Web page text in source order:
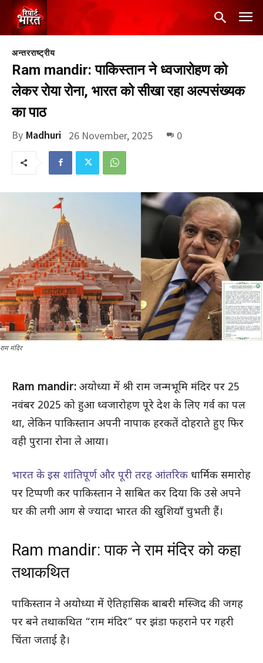
अन्तरराष्ट्रीय
Ram mandir: पाकिस्तान ने ध्वजारोहण को
लेकर रोया रोना, भारत को सीखा रहा अल्पसंख्यक
का पाठ
By Madhuri 26 November, 2025 0
राम मंदिर
Ram mandir: अयोध्या में श्री राम जन्मभूमि मंदिर पर 25
नवंबर 2025 को हुआ ध्वजारोहण पूरे देश के लिए गर्व का पल
था, लेकिन पाकिस्तान अपनी नापाक हरकतें दोहराते हुए फिर
वही पुराना रोना ले आया।
भारत के इस शांतिपूर्ण और पूरी तरह आंतरिक धार्मिक समारोह
पर टिप्पणी कर पाकिस्तान ने साबित कर दिया कि उसे अपने
घर की लगी आग से ज्यादा भारत की खुशियाँ चुभती हैं।
Ram mandir: पाक ने राम मंदिर को कहा
तथाकथित
पाकिस्तान ने अयोध्या में ऐतिहासिक बाबरी मस्जिद की जगह
पर बने तथाकथित “राम मंदिर” पर झंडा फहराने पर गहरी
चिंता जताई है।